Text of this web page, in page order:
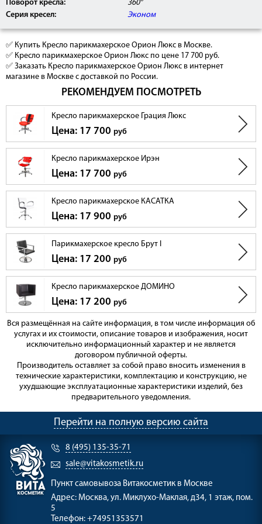
Поворот кресла:
360°
Серия кресел:
Эконом
✅ Купить Кресло парикмахерское Орион Люкс в Москве.
✅ Кресло парикмахерское Орион Люкс по цене 17 700 руб.
✅ Заказать Кресло парикмахерское Орион Люкс в интернет
магазине в Москве с доставкой по России.
РЕКОМЕНДУЕМ ПОСМОТРЕТЬ
Кресло парикмахерское Грация Люкс
Цена: 17 700 руб
Кресло парикмахерское Ирэн
Цена: 17 700 руб
Кресло парикмахерское КАСАТКА
Цена: 17 900 руб
Парикмахерское кресло Брут I
Цена: 17 200 руб
Кресло парикмахерское ДОМИНО
Цена: 17 200 руб
Вся размещённая на сайте информация, в том числе информация об
услугах и их стоимости, описание товаров и изображения, носит
исключительно информационный характер и не является
договором публичной оферты.
Производитель оставляет за собой право вносить изменения в
технические характеристики, комплектацию и конструкцию, не
ухудшающие эксплуатационные характеристики изделий, без
предварительного уведомления.
Перейти на полную версию сайта
8 (495) 135-35-71
sale@vitakosmetik.ru
Пункт самовывоза Витакосметик в Москве
Адрес: Москва, ул. Миклухо-Маклая, д34, 1 этаж, пом.
5
Телефон: +74951353571